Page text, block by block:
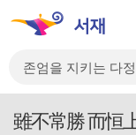
雖不常勝 而恒